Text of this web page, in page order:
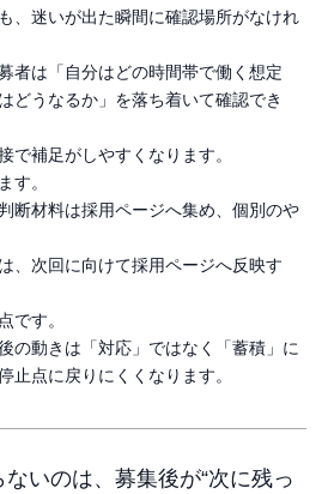
、迷いが出た瞬間に確認場所がなけれ
者は「自分はどの時間帯で働く想定
どうなるか」を落ち着いて確認でき
で補足がしやすくなります。
す。
断材料は採用ページへ集め、個別のや
、次回に向けて採用ページへ反映す
です。
の動きは「対応」ではなく「蓄積」に
止点に戻りにくくなります。
いのは、募集後が“次に残っ